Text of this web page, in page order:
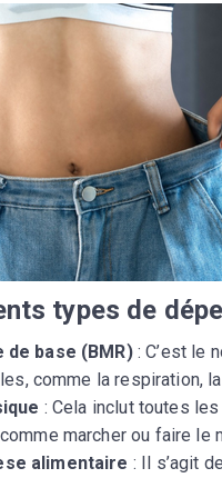
types de
base (BMR): C’est le
comme la respiration,
: Cela inclut toutes
marcher ou faire le
alimentaire : Il s’agit